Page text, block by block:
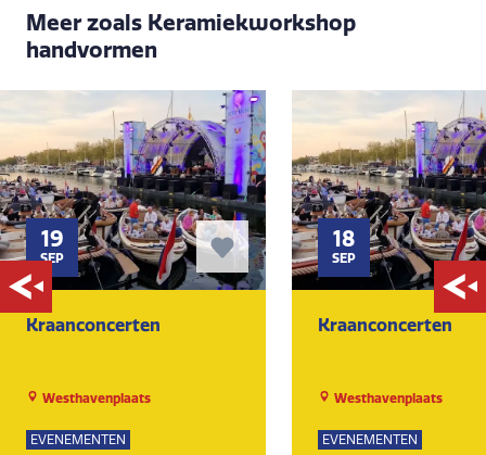
Meer zoals Keramiekworkshop
handvormen
19
SEP
Kraanconcerten
Westhavenplaats
EVENEMENTEN
18
SEP
Kraanconcerten
Westhavenplaats
EVENEMENTEN